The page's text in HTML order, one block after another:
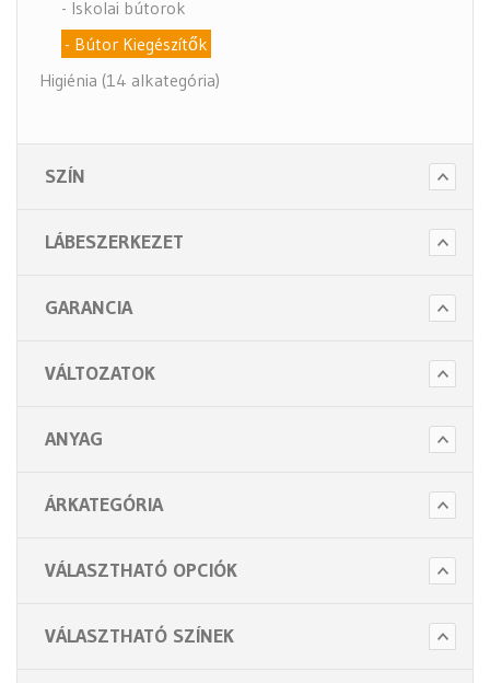
- Iskolai bútorok
- Bútor Kiegészítők
Higiénia (14 alkategória)
SZÍN
LÁBESZERKEZET
GARANCIA
VÁLTOZATOK
ANYAG
ÁRKATEGÓRIA
VÁLASZTHATÓ OPCIÓK
VÁLASZTHATÓ SZÍNEK